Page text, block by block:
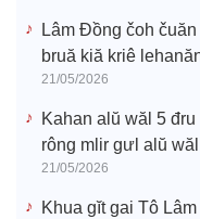
Lâm Đồng čoh
bruă kiă kriê
21/05/2026
Kahan alŭ wăl 5
rông mlir gưl alŭ
21/05/2026
Khua gĭt gai Tô